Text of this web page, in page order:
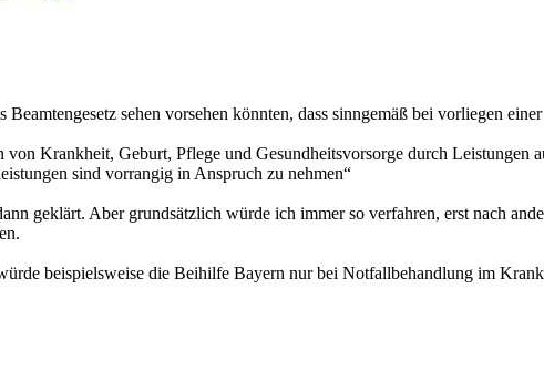
sehen vorsehen könnten, dass sinngemäß bei vorliegen
Krankheit, Geburt, Pflege und Gesundheitsvorsorge durch Leistungen
sind vorrangig in Anspruch zu nehmen“
geklärt. Aber grundsätzlich würde ich immer so verfahren, erst nach
beispielsweise die Beihilfe Bayern nur bei Notfallbehandlung im